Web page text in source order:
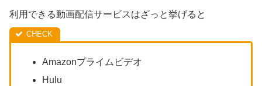
利用できる動画配信サービスはざっと挙げると
Amazonプライムビデオ
Hulu